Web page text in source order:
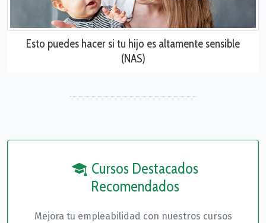
Esto puedes hacer si tu hijo es altamente sensible
(NAS)
Cursos Destacados
Recomendados
Mejora tu empleabilidad con nuestros cursos